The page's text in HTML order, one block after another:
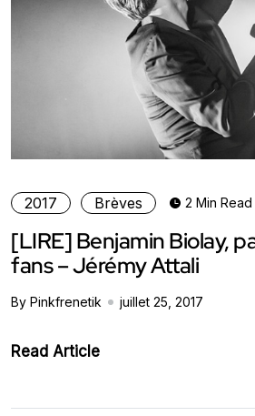
2017 Brèves 2 Min Read
[LIRE] Benjamin Biolay,
fans – Jérémy Attali
By Pinkfrenetik juillet 25, 2017
Read Article